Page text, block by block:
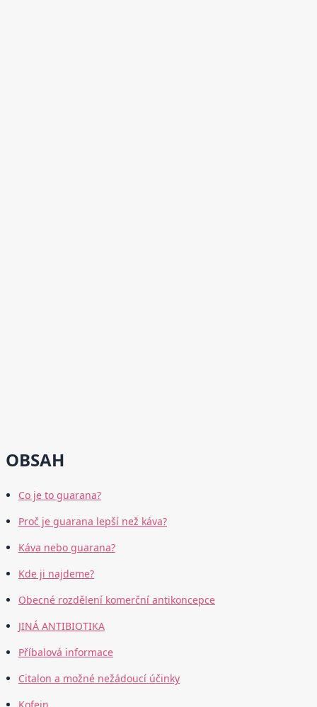
OBSAH
Co je to guarana?
Proč je guarana lepší než káva?
Káva nebo guarana?
Kde ji najdeme?
Obecné rozdělení komerční antikoncepce
JINÁ ANTIBIOTIKA
Příbalová informace
Citalon a možné nežádoucí účinky